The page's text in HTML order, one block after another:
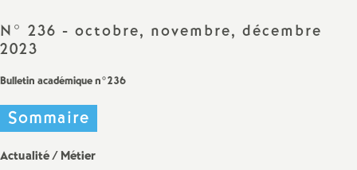
t
N° 236 - octobre, novembre, décembre
2023
Bulletin académique n°236
Sommaire
Actualité / Métier